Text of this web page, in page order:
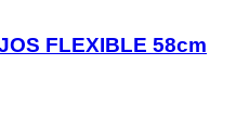
FLEXIBLE 58cm